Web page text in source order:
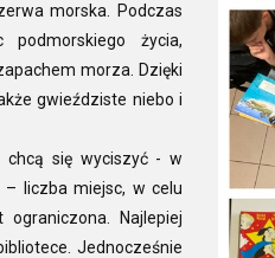
morska. Podczas
życia,
morza. Dzięki
gwieździste niebo i
chcą się wyciszyć - w
– liczba miejsc, w celu
Najlepiej
Jednocześnie